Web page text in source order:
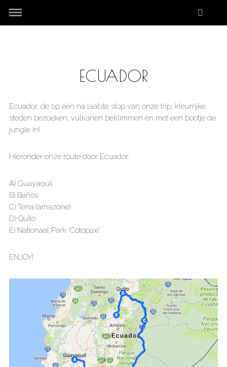
ECUADOR
Ecuador, de op één na laatste stop van onze trip: kleurrijke
steden bezoeken, vulkanen beklimmen en met een bootje de
jungle in!
Hieronder onze route door Ecuador:
A) Guayaquil
B) Baños
C) Tena (amazone)
D) Quito
E) Nationaal Park ‘Cotopaxi’
ENJOY!